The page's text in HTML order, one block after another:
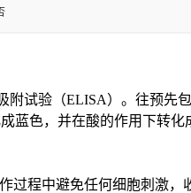
附试验（ELISA）。往预先
蓝色，并在酸的作用下转
程中避免任何细胞刺激，